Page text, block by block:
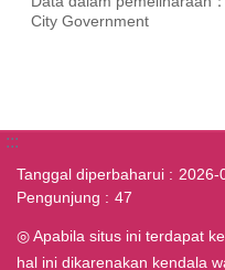
City Government
:::
Tanggal diperbaharui
2026-
Pengunjung
47
◎ Apabila situs ini terdapat
hal ini dikarenakan kendala